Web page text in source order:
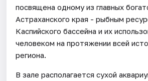
посвящена одному из главных
Астраханского края - рыбным
Каспийского бассейна и их
человеком на протяжении всей
региона.
В зале располагается сухой